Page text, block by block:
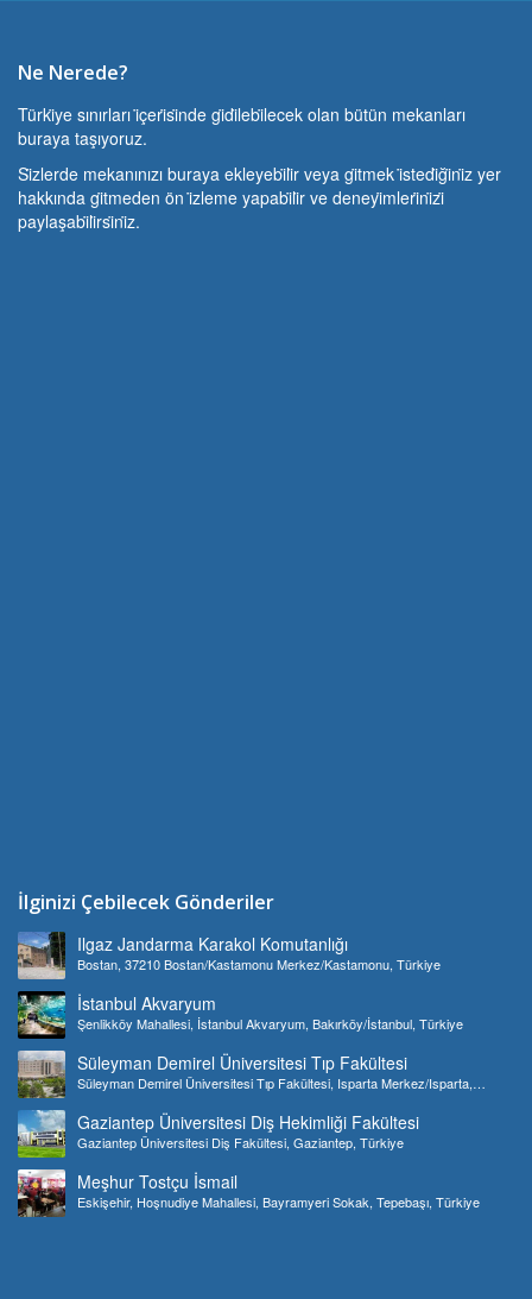
Ne Nerede?
Türki̇ye sınırları i̇çeri̇si̇nde gi̇di̇lebi̇lecek olan bütün mekanları
buraya taşıyoruz.
Si̇zlerde mekanınızı buraya ekleyebi̇li̇r veya gi̇tmek i̇stedi̇ği̇ni̇z yer
hakkında gi̇tmeden ön i̇zleme yapabi̇li̇r ve deneyi̇mleri̇ni̇zi̇
paylaşabi̇li̇rsi̇ni̇z.
İlginizi Çebilecek Gönderiler
Ilgaz Jandarma Karakol Komutanlığı
Bostan, 37210 Bostan/Kastamonu Merkez/Kastamonu, Türkiye
İstanbul Akvaryum
Şenlikköy Mahallesi, İstanbul Akvaryum, Bakırköy/İstanbul, Türkiye
Süleyman Demirel Üniversitesi Tıp Fakültesi
Süleyman Demirel Üniversitesi Tıp Fakültesi, Isparta Merkez/Isparta,
Gaziantep Üniversitesi Diş Hekimliği Fakültesi
Gaziantep Üniversitesi Diş Fakültesi, Gaziantep, Türkiye
Meşhur Tostçu İsmail
Eskişehir, Hoşnudiye Mahallesi, Bayramyeri Sokak, Tepebaşı, Türkiye